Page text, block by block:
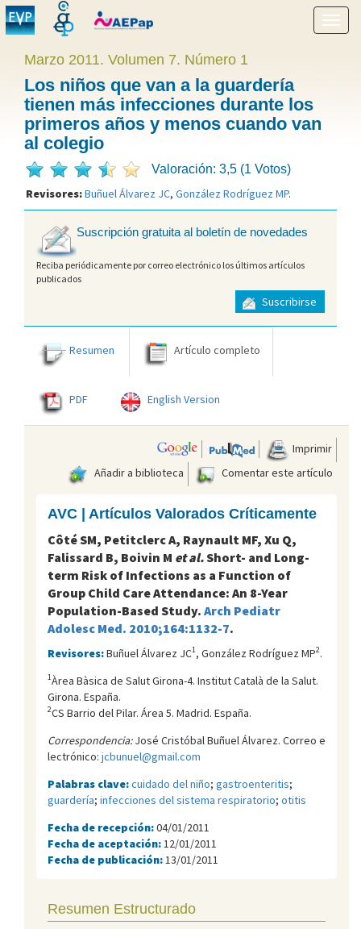
menú
Marzo 2011. Volumen 7. Número 1
Los niños que van a la guardería
tienen más infecciones durante los
primeros años y menos cuando van
al colegio
Valoración: 3,5 (1 Votos)
Revisores:Buñuel Álvarez JC, González Rodríguez MP.
Suscripción gratuita al boletín de novedades
Reciba periódicamente por correo electrónico los últimos artículos
publicados
Suscribirse
Resumen Artículo completo
PDF English Version
Imprimir
Añadir a biblioteca
Comentar este artículo
AVC | Artículos Valorados Críticamente
Côté SM, Petitclerc A, Raynault MF, Xu Q,
Falissard B, Boivin M et al.Short- and Long-
term Risk of Infections as a Function of
Group Child Care Attendance: An 8-Year
Population-Based Study. Arch Pediatr
Adolesc Med. 2010;164:1132-7.
Revisores:Buñuel Álvarez JC1, González Rodríguez MP2.
1Àrea Bàsica de Salut Girona-4. Institut Català de la Salut.
Girona. España.
2CS Barrio del Pilar. Área 5. Madrid. España.
Correspondencia:José Cristóbal Buñuel Álvarez. Correo e
lectrónico: jcbunuel@gmail.com
Palabras clave:cuidado del niño; gastroenteritis;
guardería; infecciones del sistema respiratorio; otitis
Fecha de recepción:04/01/2011
Fecha de aceptación: 12/01/2011
Fecha de publicación: 13/01/2011
Resumen Estructurado